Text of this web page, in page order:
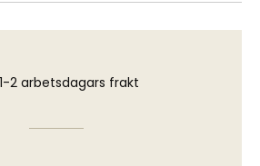
2 arbetsdagars frakt